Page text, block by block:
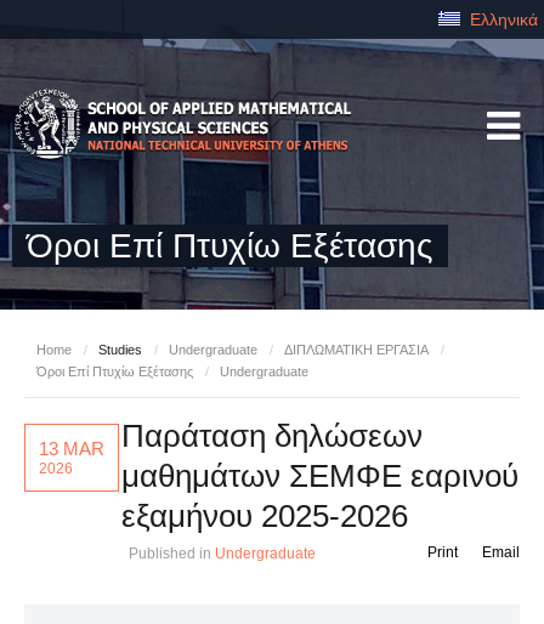
Ελληνικά
Όροι Επί Πτυχίω Εξέτασης
Home / Studies / Undergraduate / ΔΙΠΛΩΜΑΤΙΚΗ ΕΡΓΑΣΙΑ
/
Όροι Επί Πτυχίω Εξέτασης
/ Undergraduate
13 MAR
2026
Παράταση δηλώσεων
μαθημάτων ΣΕΜΦΕ εαρινού
εξαμήνου 2025-2026
Published in Undergraduate Email
Print